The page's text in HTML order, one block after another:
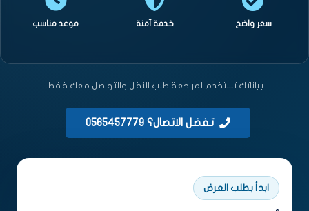
سعر واضح خدمة آمنة موعد مناسب
بياناتك تستخدم لمراجعة طلب النقل والتواصل معك فقط.
تفضل الاتصال؟ 0565457779
ابدأ بطلب العرض